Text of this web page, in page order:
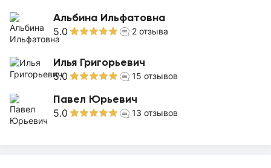
Альбина Ильфатовна
5.0 2 отзыва
Илья Григорьевич
5.0 15 отзывов
Павел Юрьевич
5.0 13 отзывов